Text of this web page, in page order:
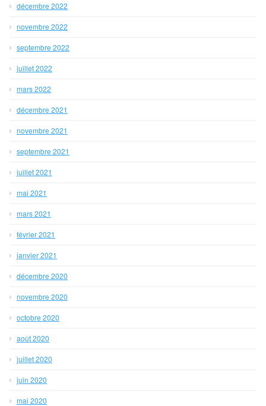
décembre 2022
novembre 2022
septembre 2022
juillet 2022
mars 2022
décembre 2021
novembre 2021
septembre 2021
juillet 2021
mai 2021
mars 2021
février 2021
janvier 2021
décembre 2020
novembre 2020
octobre 2020
août 2020
juillet 2020
juin 2020
mai 2020